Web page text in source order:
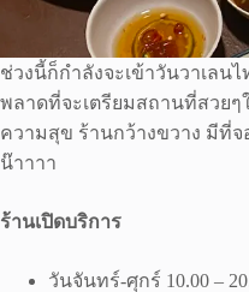
ช่วงนี้ก็กำลังจะเข้าวันวาเล
พลาดที่จะเตรียมสถานที่สวย
ความสุข ร้านกว้างขวาง มีที่จ
น๊าาาา
ร้านเปิดบริการ
วันจันทร์-ศุกร์ 10.00 –